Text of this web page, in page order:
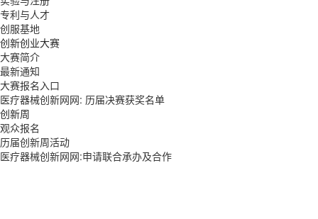
专利与人才
创服基地
创新创业大赛
大赛简介
最新通知
大赛报名入口
医疗器械创新网网: 历届决赛获奖名单
创新周
观众报名
历届创新周活动
医疗器械创新网网:申请联合承办及合作